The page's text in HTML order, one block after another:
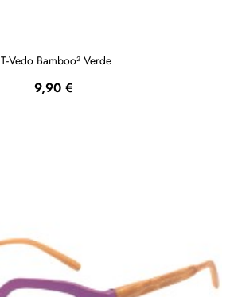
T-Vedo Bamboo² Verde
Prezzo
9,90 €